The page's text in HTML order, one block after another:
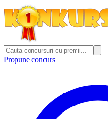
Propune concurs